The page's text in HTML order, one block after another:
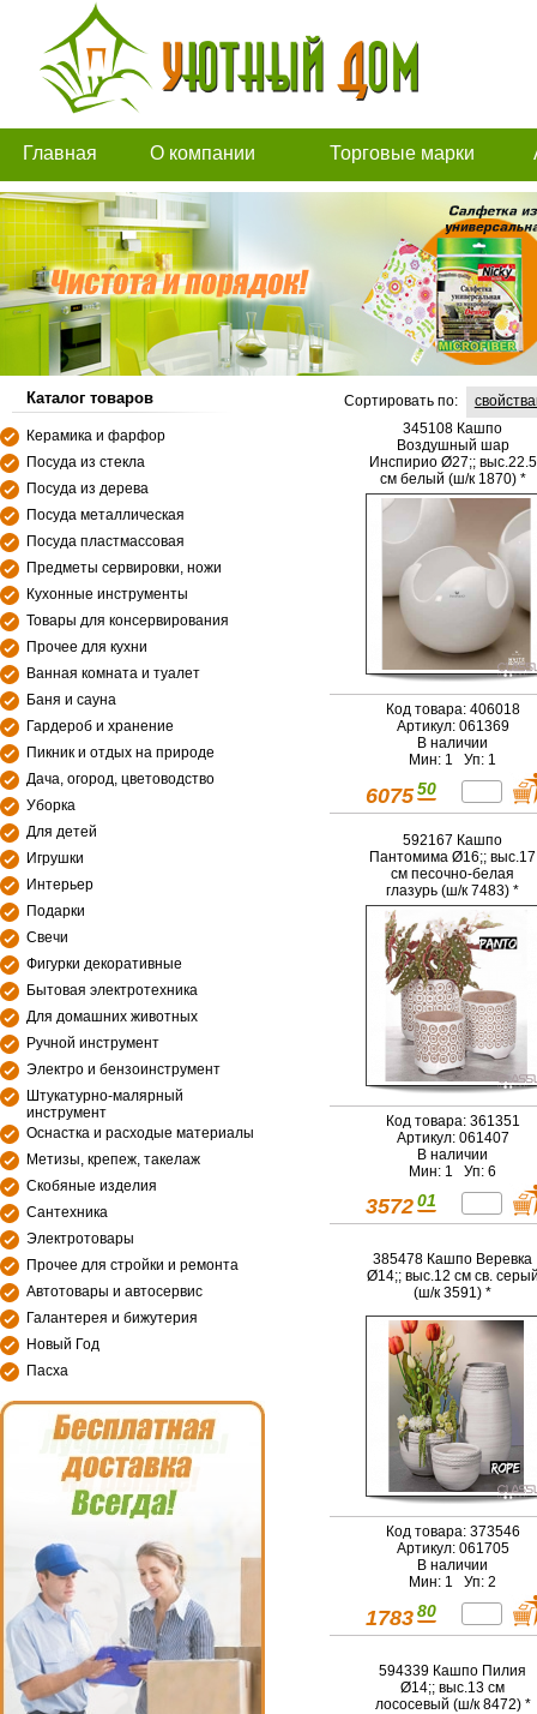
Главная О компании Торговые марки
Каталог товаров
Керамика и фарфор
Посуда из стекла
Посуда из дерева
Посуда металлическая
Посуда пластмассовая
Предметы сервировки, ножи
Кухонные инструменты
Товары для консервирования
Прочее для кухни
Ванная комната и туалет
Баня и сауна
Гардероб и хранение
Пикник и отдых на природе
Дача, огород, цветоводство
Уборка
Для детей
Игрушки
Интерьер
Подарки
Свечи
Фигурки декоративные
Бытовая электротехника
Для домашних животных
Ручной инструмент
Электро и бензоинструмент
Штукатурно-малярный
инструмент
Оснастка и расходые материалы
Метизы, крепеж, такелаж
Скобяные изделия
Сантехника
Электротовары
Прочее для стройки и ремонта
Автотовары и автосервис
Галантерея и бижутерия
Новый Год
Пасха
Сортировать по:
345108 Кашпо
Воздушный шар
Инспирио Ø27;; выс.22.5
см белый (ш/к 1870) *
Код товара: 406018
Артикул: 061369
В наличии
Мин: 1 Уп: 1
6075 50
592167 Кашпо
Пантомима Ø16;; выс.17
см песочно-белая
глазурь (ш/к 7483) *
Код товара: 361351
Артикул: 061407
В наличии
Мин: 1 Уп: 6
3572 01
385478 Кашпо Веревка
Ø14;; выс.12 см св.
(ш/к 3591) *
Код товара: 373546
Артикул: 061705
В наличии
Мин: 1 Уп: 2
1783 80
594339 Кашпо Пилия
Ø14;; выс.13 см
лососевый (ш/к 8472) *